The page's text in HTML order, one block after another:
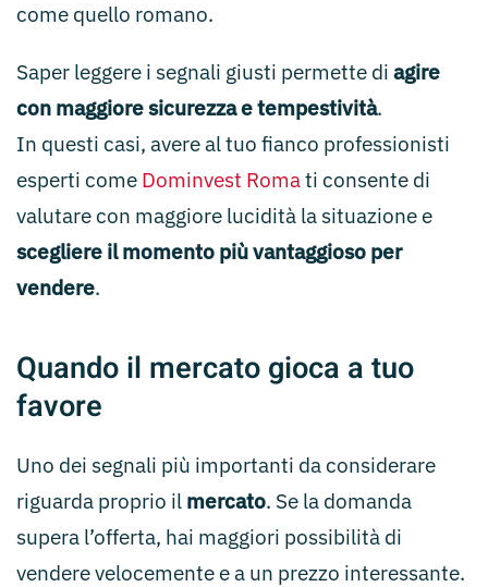
come quello romano.
Saper leggere i segnali giusti permette di agire
con maggiore sicurezza e tempestività.
In questi casi, avere al tuo fianco professionisti
esperti come Dominvest Romati consente di
valutare con maggiore lucidità la situazione e
scegliere il momento più vantaggioso per
vendere.
Quando il mercato gioca a tuo
favore
Uno dei segnali più importanti da considerare
riguarda proprio il mercato. Se la domanda
supera l’offerta, hai maggiori possibilità di
vendere velocemente e a un prezzo interessante.